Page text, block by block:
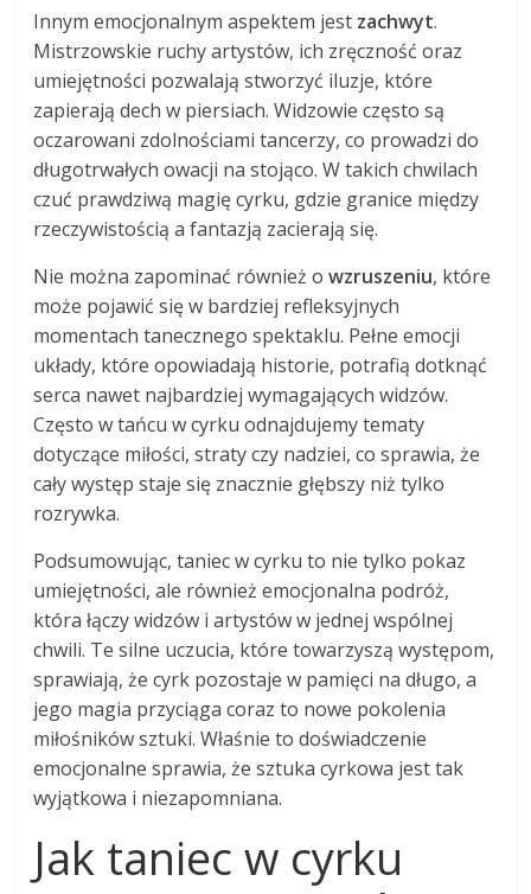
Innym emocjonalnym aspektem jest zachwyt.
Mistrzowskie ruchy artystów, ich zręczność oraz
umiejętności pozwalają stworzyć iluzje, które
zapierają dech w piersiach. Widzowie często są
oczarowani zdolnościami tancerzy, co prowadzi do
długotrwałych owacji na stojąco. W takich chwilach
czuć prawdziwą magię cyrku, gdzie granice między
rzeczywistością a fantazją zacierają się.
Nie można zapominać również owzruszeniu, które
może pojawić się w bardziej refleksyjnych
momentach tanecznego spektaklu. Pełne emocji
układy, które opowiadają historie, potrafią dotknąć
serca nawet najbardziej wymagających widzów.
Często w tańcu w cyrku odnajdujemy tematy
dotyczące miłości, straty czy nadziei, co sprawia, że
cały występ staje się znacznie głębszy niż tylko
rozrywka.
Podsumowując, taniec w cyrku to nie tylko pokaz
umiejętności, ale również emocjonalna podróż,
która łączy widzów i artystów w jednej wspólnej
chwili. Te silne uczucia, które towarzyszą występom,
sprawiają, że cyrk pozostaje w pamięci na długo, a
jego magia przyciąga coraz to nowe pokolenia
miłośników sztuki. Właśnie to doświadczenie
emocjonalne sprawia, że sztuka cyrkowa jest tak
wyjątkowa i niezapomniana.
Jak taniec w cyrku